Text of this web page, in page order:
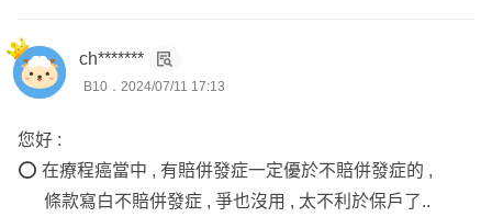
最重要的是【#找對人買】
💎 我是鵬宇 (Brian)
本身保險年資10年，8成保戶來自網路，服務過1,700多位
客戶、700多個家庭。熟悉各家保險公司商品，理賠經驗豐
富，在保經公司擔任經理，兼任個人事務所 負責人，也是
布萊恩保險 網站負責人，#全省皆可服務 ，北中南東皆有
ch*******
B10．2024/07/11 17:13
您好 :
⭕️ 在療程癌當中 , 有賠併發症一定優於不賠併發症的 ,
條款寫白不賠併發症 , 爭也沒用 , 太不利於保戶了..